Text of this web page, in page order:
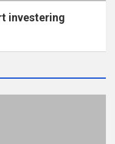
investering